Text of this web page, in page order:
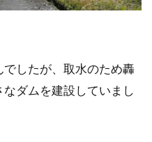
したが、取水のため轟
なダムを建設していまし